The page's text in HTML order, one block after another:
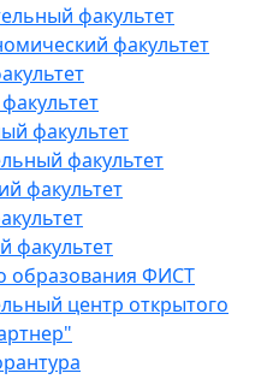
факультет
факультет
факультет
факультет
факультет
факультет
образования ФИСТ
центр открытого